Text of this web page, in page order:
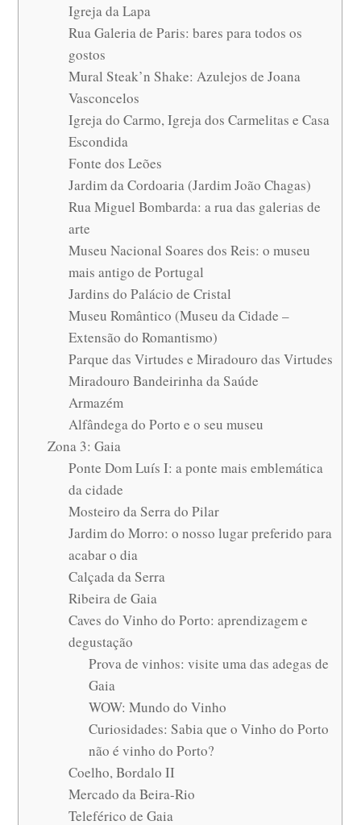
Igreja da Lapa
Rua Galeria de Paris: bares para todos os
gostos
Mural Steak’n Shake: Azulejos de Joana
Vasconcelos
Igreja do Carmo, Igreja dos Carmelitas e Casa
Escondida
Fonte dos Leões
Jardim da Cordoaria (Jardim João Chagas)
Rua Miguel Bombarda: a rua das galerias de
arte
Museu Nacional Soares dos Reis: o museu
mais antigo de Portugal
Jardins do Palácio de Cristal
Museu Romântico (Museu da Cidade –
Extensão do Romantismo)
Parque das Virtudes e Miradouro das Virtudes
Miradouro Bandeirinha da Saúde
Armazém
Alfândega do Porto e o seu museu
Zona 3: Gaia
Ponte Dom Luís I: a ponte mais emblemática
da cidade
Mosteiro da Serra do Pilar
Jardim do Morro: o nosso lugar preferido para
acabar o dia
Calçada da Serra
Ribeira de Gaia
Caves do Vinho do Porto: aprendizagem e
degustação
Prova de vinhos: visite uma das adegas de
Gaia
WOW: Mundo do Vinho
Curiosidades: Sabia que o Vinho do Porto
não é vinho do Porto?
Coelho, Bordalo II
Mercado da Beira-Rio
Teleférico de Gaia